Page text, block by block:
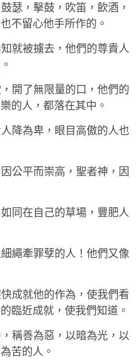
瑟，擊鼓，吹笛，飲酒，
不留心他手所作的。
就被擄去，他們的尊貴人
開了無限量的口，他們的
的人，都落在其中。
降為卑，眼目高傲的人也
公平而崇高，聖者神，因
同在自己的草場，豐肥人
繩牽罪孽的人！他們又像
成就他的作為，使我們看
臨近成就，使我們知道。
稱善為惡，以暗為光，以
苦的人。